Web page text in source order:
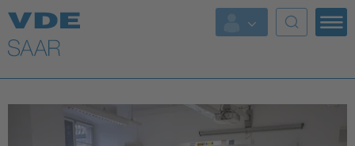
Top Themen
Fokusthemen
Energy